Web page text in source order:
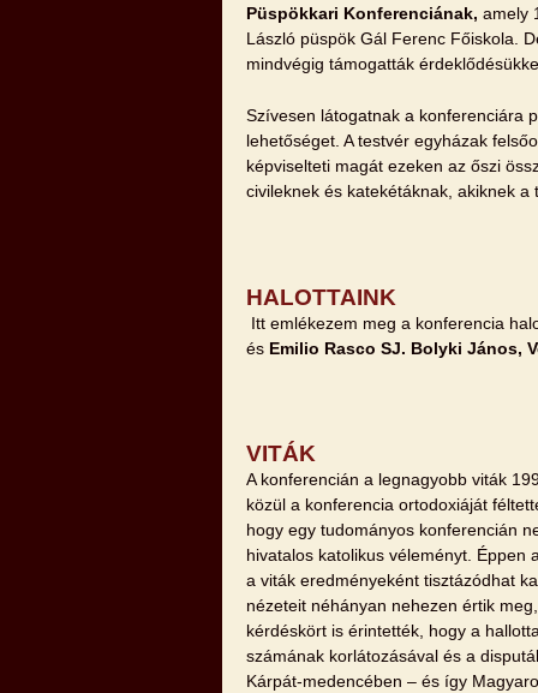
Püspökkari Konferenciának, amely
László püspök Gál Ferenc Főiskola.
mindvégig támogatták
Szívesen látogatnak a konferenciára
lehetőséget. A testvér egyházak
képviselteti magát ezeken az őszi
civileknek és katekétáknak, akiknek
HALOTTAINK
Itt emlékezem meg a konferencia
és Emilio Rasco SJ. Bolyki János,
VITÁK
A konferencián a legnagyobb viták
közül a konferencia ortodoxiáját
hogy egy tudományos konferencián
hivatalos katolikus véleményt. Éppen
a viták eredményeként tisztázódhat
nézeteit néhányan nehezen értik
kérdéskört is érintették, hogy a
számának korlátozásával és a
Kárpát-medencében – és így